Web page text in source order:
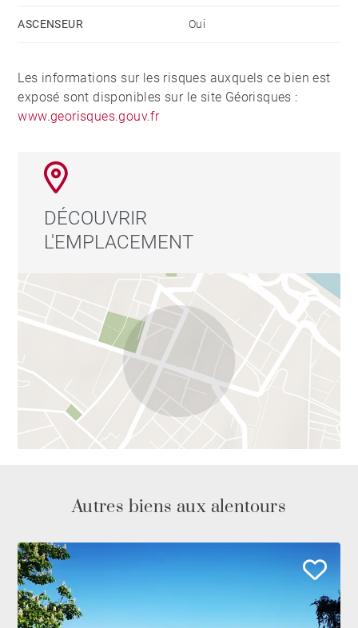
ASCENSEUR Oui
Les informations sur les risques auxquels ce bien est
exposé sont disponibles sur le site Géorisques :
www.georisques.gouv.fr
DÉCOUVRIR
L'EMPLACEMENT
Autres biens aux alentours